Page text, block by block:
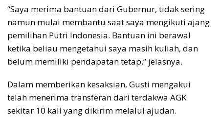
“Saya merima bantuan dari Gubernur, tidak sering
namun mulai membantu saat saya mengikuti ajang
pemilihan Putri Indonesia. Bantuan ini berawal
ketika beliau mengetahui saya masih kuliah, dan
belum memiliki pendapatan tetap,” jelasnya.
Dalam memberikan kesaksian, Gusti mengakui
telah menerima transferan dari terdakwa AGK
sekitar 10 kali yang dikirim melalui ajudan.